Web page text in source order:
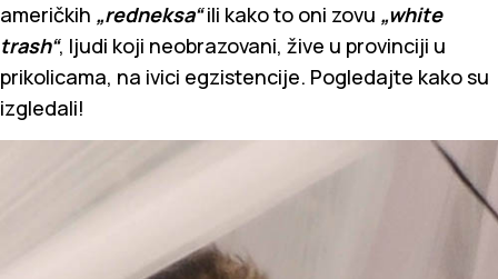
američkih „redneksa“ili kako to oni zovu „white
trash“, ljudi koji neobrazovani, žive u provinciji u
prikolicama, na ivici egzistencije. Pogledajte kako su
izgledali!